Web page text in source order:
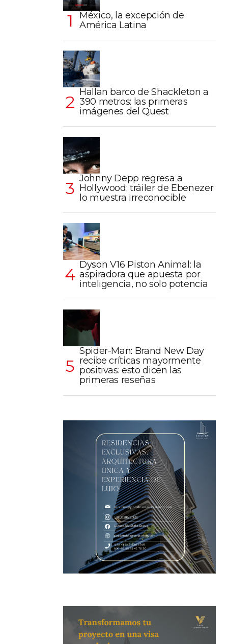
México, la excepción de
América Latina
Hallan barco de Shackleton a
390 metros: las primeras
imágenes del Quest
Johnny Depp regresa a
Hollywood: tráiler de Ebenezer
lo muestra irreconocible
Dyson V16 Piston Animal: la
aspiradora que apuesta por
inteligencia, no solo potencia
Spider-Man: Brand New Day
recibe críticas mayormente
positivas: esto dicen las
primeras reseñas